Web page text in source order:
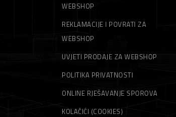
WEBSHOP
REKLAMACIJE I POVRATI ZA
WEBSHOP
UVJETI PRODAJE ZA WEBSHOP
POLITIKA PRIVATNOSTI
ONLINE RJEŠAVANJE SPOROVA
KOLAČIĆI (COOKIES)